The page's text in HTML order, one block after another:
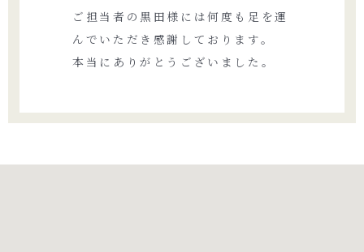
ご担当者の黒田様には何度も足を運
んでいただき感謝しております。
本当にありがとうございました。